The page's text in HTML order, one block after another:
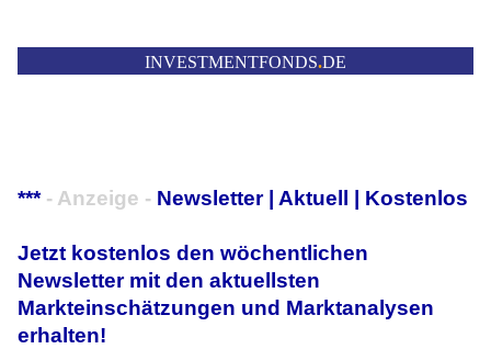
INVESTMENTFONDS.DE
*** - Anzeige - Newsletter | Aktuell | Kostenlos
Jetzt kostenlos den wöchentlichen
Newsletter mit den aktuellsten
Markteinschätzungen und Marktanalysen
erhalten!